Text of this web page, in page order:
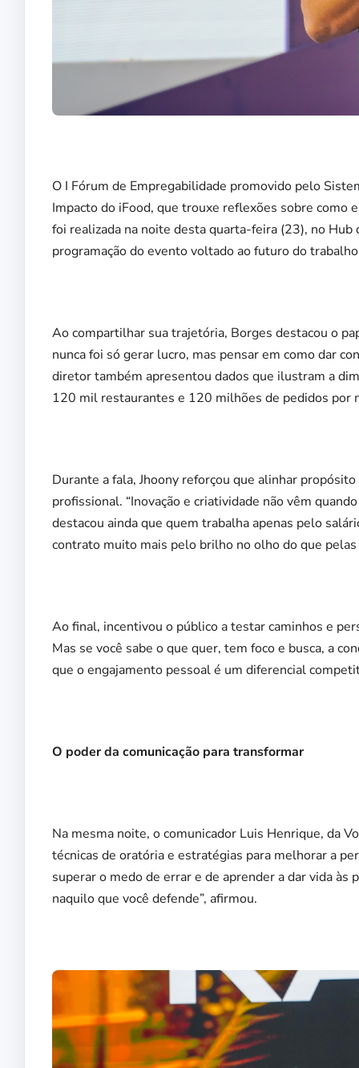
O I Fórum de Empregabilidade promovido pelo
Impacto do iFood, que trouxe reflexões sobre como
foi realizada na noite desta quarta-feira (23), no
programação do evento voltado ao futuro do
Ao compartilhar sua trajetória, Borges destacou o
nunca foi só gerar lucro, mas pensar em como dar
diretor também apresentou dados que ilustram a
120 mil restaurantes e 120 milhões de pedidos por
Durante a fala, Jhoony reforçou que alinhar
profissional. “Inovação e criatividade não vêm
destacou ainda que quem trabalha apenas pelo
contrato muito mais pelo brilho no olho do que
Ao final, incentivou o público a testar caminhos e
Mas se você sabe o que quer, tem foco e busca, a
que o engajamento pessoal é um diferencial
O poder da comunicação para transformar
Na mesma noite, o comunicador Luis Henrique, da
técnicas de oratória e estratégias para melhorar a
superar o medo de errar e de aprender a dar vida às
naquilo que você defende”, afirmou.